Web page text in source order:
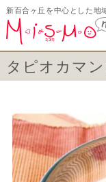
新百合ヶ丘を中心とした地
タピオカマ